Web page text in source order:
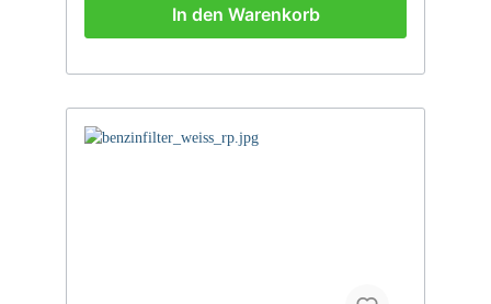
In den Warenkorb